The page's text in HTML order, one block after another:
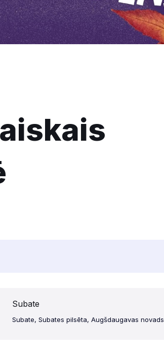
Subate
Subate, Subates pilsēta, Augšdaugavas novads